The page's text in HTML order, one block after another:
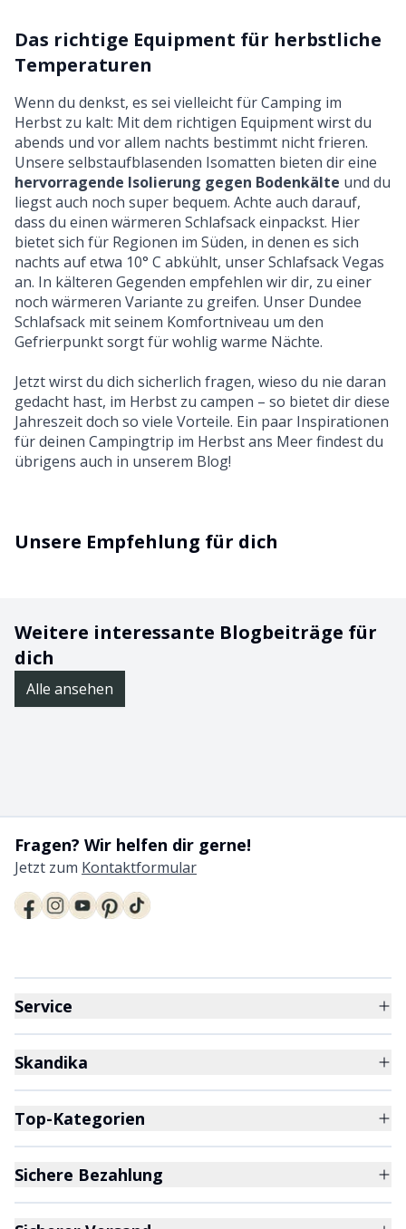
Das richtige Equipment für herbstliche
Temperaturen
Wenn du denkst, es sei vielleicht für Camping im
Herbst zu kalt: Mit dem richtigen Equipment wirst du
abends und vor allem nachts bestimmt nicht frieren.
Unsere selbstaufblasenden Isomatten bieten dir eine
hervorragende Isolierung gegen Bodenkälte und du
liegst auch noch super bequem. Achte auch darauf,
dass du einen wärmeren Schlafsack einpackst. Hier
bietet sich für Regionen im Süden, in denen es sich
nachts auf etwa 10° C abkühlt, unserSchlafsack Vegas
an. In kälteren Gegenden empfehlen wir dir, zu einer
noch wärmeren Variante zu greifen. Unser Dundee
Schlafsack mit seinem Komfortniveau um den
Gefrierpunkt sorgt für wohlig warme Nächte.
Jetzt wirst du dich sicherlich fragen, wieso du nie daran
gedacht hast, im Herbst zu campen – so bietet dir diese
Jahreszeit doch so viele Vorteile. Ein paar Inspirationen
für deinen Campingtrip im Herbst ans Meerfindest du
übrigens auch in unserem Blog!
Unsere Empfehlung für dich
Weitere interessante Blogbeiträge für
dich
Alle ansehen
Fragen? Wir helfen dir gerne!
Jetzt zum Kontaktformular
Service
Skandika
Top-Kategorien
Sichere Bezahlung